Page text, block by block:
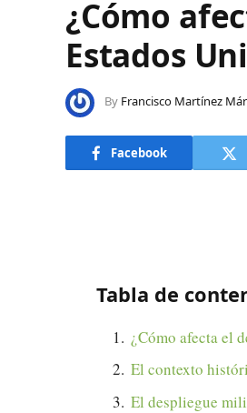
¿Cómo
Estados
By Francisco Martínez
Facebook
Tabla de
¿Cómo afecta el
El contexto
El despliegue